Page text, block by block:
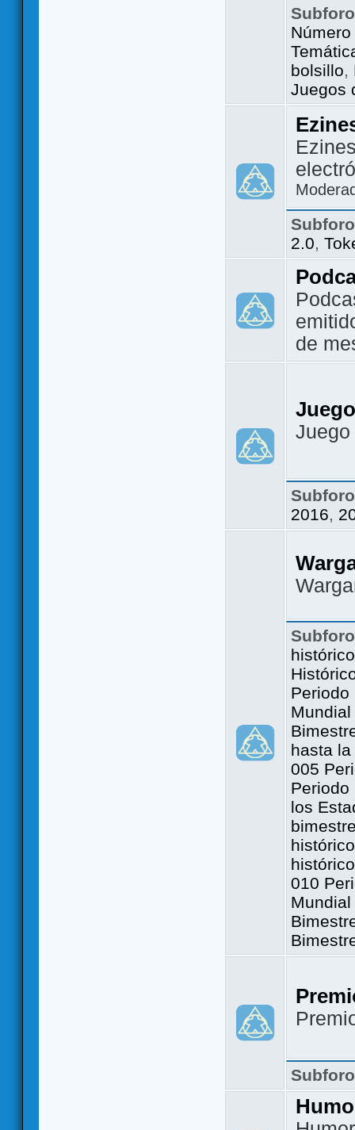
bolsillo,
Juegos
2.0,
de
2016,
Periodo
hasta
005
Periodo
los
010